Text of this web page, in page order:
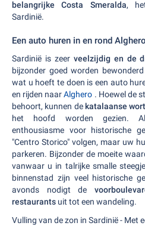
belangrijke Costa Smeralda,
Sardinië.
Een auto huren in en rond Alghero
Sardinië is zeer veelzijdig en de
bijzonder goed worden
wat u hoeft te doen is een auto
en rijden naarAlghero . Hoewel de
behoort, kunnen de katalaanse
het hoofd worden gezien.
enthousiasme voor historische
"Centro Storico" volgen, maar uw
parkeren. Bijzonder de moeite
vanwaar u in talrijke smalle
binnenstad zijn veel historische
avonds nodigt de
restaurants uit tot een wandeling.
Vulling van de zon in Sardinië - Met